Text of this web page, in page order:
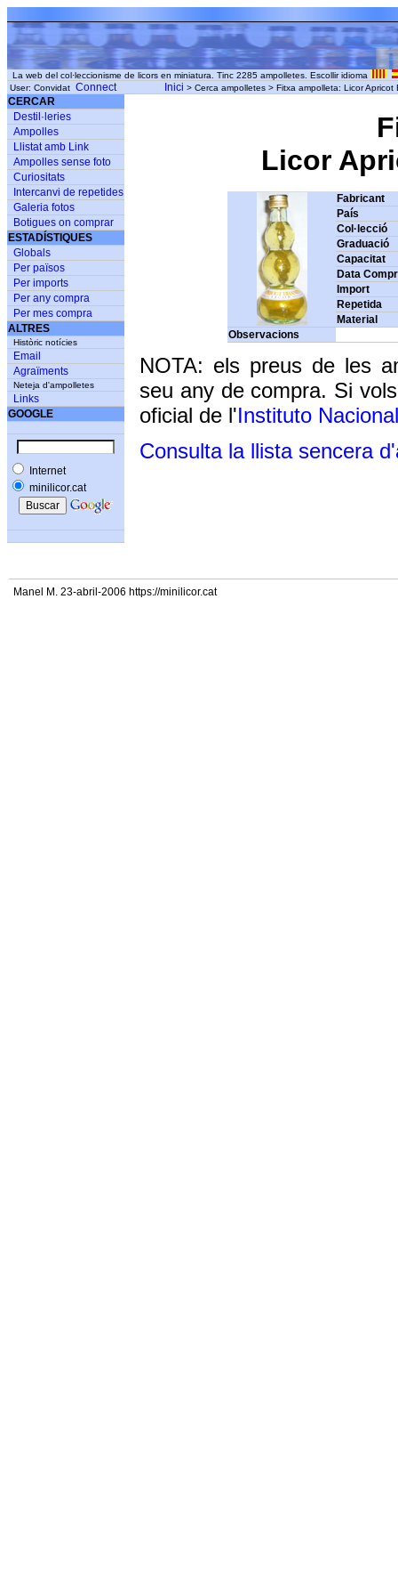
La web del col·leccionisme de licors en miniatura. Tinc 2285 ampolletes. Escollir idioma
User: Convidat Connect Inici > Cerca ampolletes > Fitxa ampolleta: Licor
CERCAR
Destil·leries
Ampolles
Llistat amb Link
Ampolles sense foto
Curiositats
Intercanvi de repetides
Galeria fotos
Botigues on comprar
ESTADÍSTIQUES
Globals
Per països
Per imports
Per any compra
Per mes compra
ALTRES
Històric notícies
Email
Agraïments
Neteja d'ampolletes
Links
GOOGLE
Internet
minilicor.cat
Licor
Fabricant
País
Col·lecció
Graduació
Capacitat
Data
Import
Repetida
Material
Observacions
NOTA: els preus de les
seu any de compra. Si
oficial de l'Instituto
Consulta la llista sencera
Manel M. 23-abril-2006 https://minilicor.cat